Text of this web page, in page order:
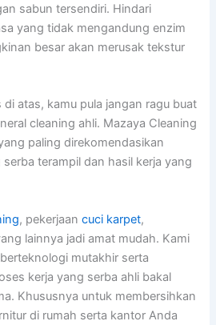
sabun tersendiri. Hindari
yang tidak mengandung enzim
besar akan merusak tekstur
atas, kamu pula jangan ragu buat
cleaning ahli. Mazaya Cleaning
paling direkomendasikan
terampil dan hasil kerja yang
, pekerjaancuci karpet,
lainnya jadi amat mudah. Kami
mutakhir serta
kerja yang serba ahli bakal
Khususnya untuk membersihkan
di rumah serta kantor Anda